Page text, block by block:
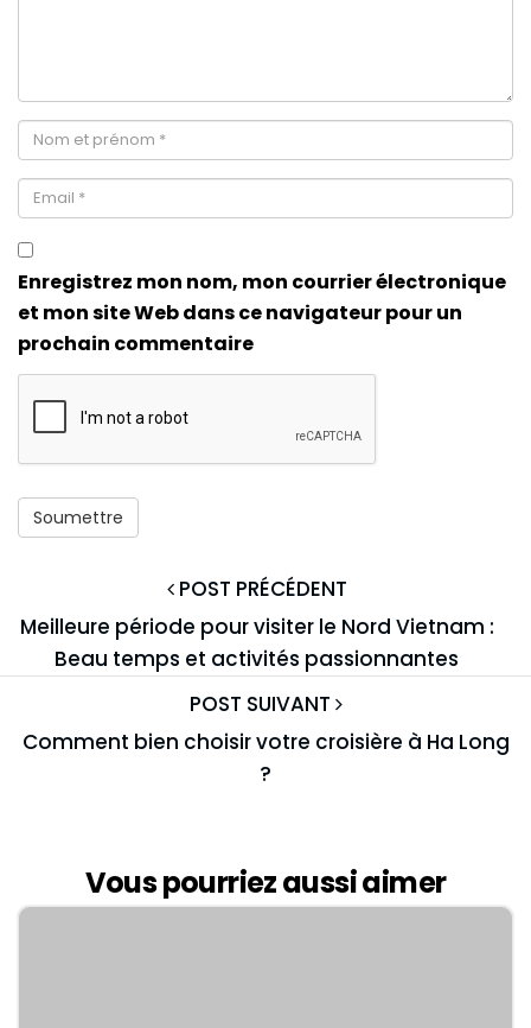
Enregistrez mon nom, mon courrier électronique
et mon site Web dans ce navigateur pour un
prochain commentaire
POST PRÉCÉDENT
Meilleure période pour visiter le Nord Vietnam :
Beau temps et activités passionnantes
POST SUIVANT
Comment bien choisir votre croisière à Ha Long
?
Vous pourriez aussi aimer